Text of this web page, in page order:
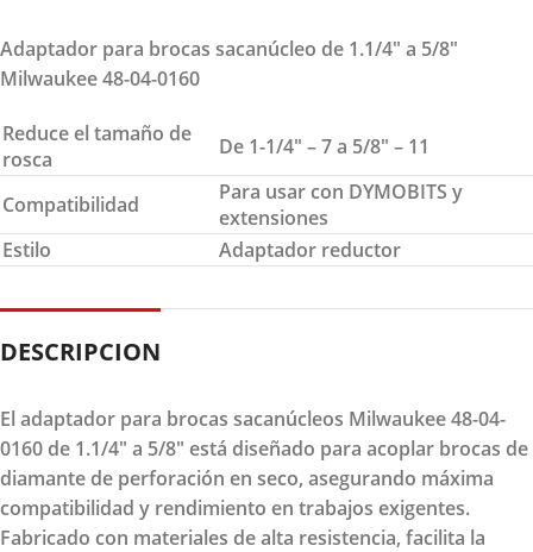
Adaptador para brocas sacanúcleo de 1.1/4″ a 5/8″
Milwaukee 48-04-0160
Reduce el tamaño de
rosca
De 1-1/4″ – 7 a 5/8″ – 11
Compatibilidad
Para usar con DYMOBITS y
extensiones
Estilo
Adaptador reductor
DESCRIPCION
El adaptador para brocas sacanúcleos Milwaukee 48-04-
0160 de 1.1/4" a 5/8" está diseñado para acoplar brocas de
diamante de perforación en seco, asegurando máxima
compatibilidad y rendimiento en trabajos exigentes.
Fabricado con materiales de alta resistencia, facilita la